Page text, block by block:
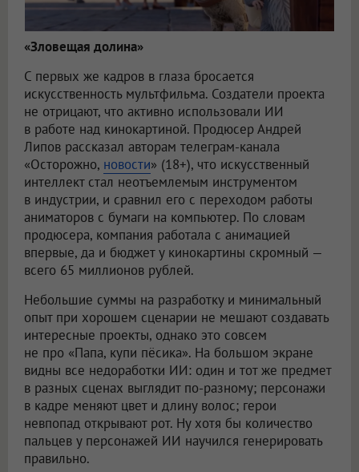
«Зловещая долина»
С первых же кадров в глаза бросается
искусственность мультфильма. Создатели проекта
не отрицают, что активно использовали ИИ
в работе над кинокартиной. Продюсер Андрей
Липов рассказал авторам телеграм-канала
«Осторожно, новости» (18+), что искусственный
интеллект стал неотъемлемым инструментом
в индустрии, и сравнил его с переходом работы
аниматоров с бумаги на компьютер. По словам
продюсера, компания работала с анимацией
впервые, да и бюджет у кинокартины скромный —
всего 65 миллионов рублей.
Небольшие суммы на разработку и минимальный
опыт при хорошем сценарии не мешают создавать
интересные проекты, однако это совсем
не про «Папа, купи пёсика». На большом экране
видны все недоработки ИИ: один и тот же предмет
в разных сценах выглядит по-разному; персонажи
в кадре меняют цвет и длину волос; герои
невпопад открывают рот. Ну хотя бы количество
пальцев у персонажей ИИ научился генерировать
правильно.